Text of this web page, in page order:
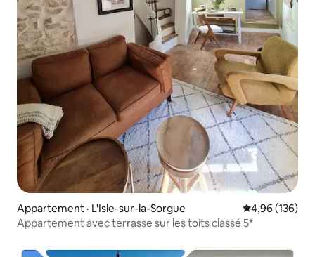
Appartement · L'Isle-sur-la-Sorgue Note
4,96 (136)
Appartement avec terrasse sur les toits classé 5*